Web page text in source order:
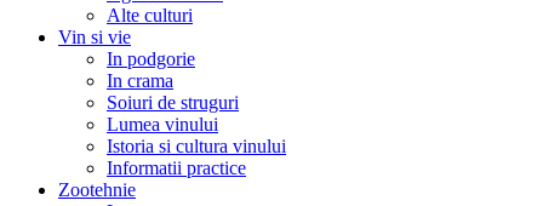
Alte culturi
Vin si vie
In podgorie
In crama
Soiuri de struguri
Lumea vinului
Istoria si cultura vinului
Informatii practice
Zootehnie